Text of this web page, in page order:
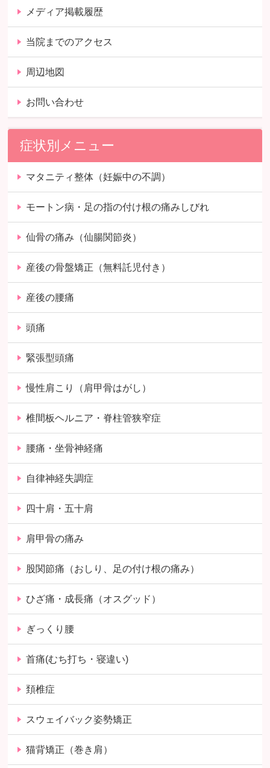
メディア掲載履歴
当院までのアクセス
周辺地図
お問い合わせ
症状別メニュー
マタニティ整体（妊娠中の不調）
モートン病・足の指の付け根の痛みしびれ
仙骨の痛み（仙腸関節炎）
産後の骨盤矯正（無料託児付き）
産後の腰痛
頭痛
緊張型頭痛
慢性肩こり（肩甲骨はがし）
椎間板ヘルニア・脊柱管狭窄症
腰痛・坐骨神経痛
自律神経失調症
四十肩・五十肩
肩甲骨の痛み
股関節痛（おしり、足の付け根の痛み）
ひざ痛・成長痛（オスグッド）
ぎっくり腰
首痛(むち打ち・寝違い)
頚椎症
スウェイバック姿勢矯正
猫背矯正（巻き肩）